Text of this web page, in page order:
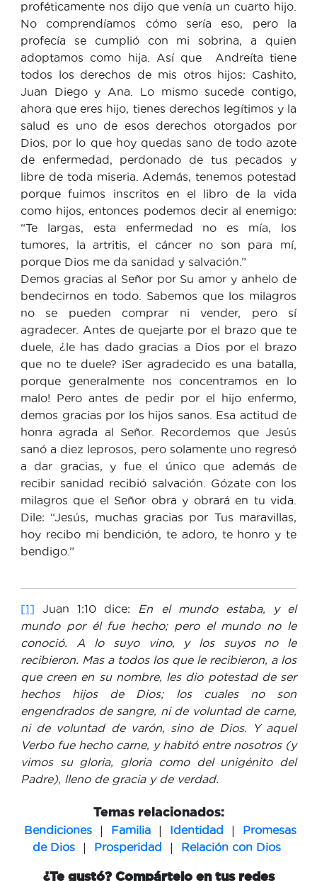
proféticamente nos dijo que venía un cuarto hijo.
No comprendíamos cómo sería eso, pero la
profecía se cumplió con mi sobrina, a quien
adoptamos como hija. Así que Andreíta tiene
todos los derechos de mis otros hijos: Cashito,
Juan Diego y Ana. Lo mismo sucede contigo,
ahora que eres hijo, tienes derechos legítimos y la
salud es uno de esos derechos otorgados por
Dios, por lo que hoy quedas sano de todo azote
de enfermedad, perdonado de tus pecados y
libre de toda miseria. Además, tenemos potestad
porque fuimos inscritos en el libro de la vida
como hijos, entonces podemos decir al enemigo:
“Te largas, esta enfermedad no es mía, los
tumores, la artritis, el cáncer no son para mí,
porque Dios me da sanidad y salvación.”
Demos gracias al Señor por Su amor y anhelo de
bendecirnos en todo. Sabemos que los milagros
no se pueden comprar ni vender, pero sí
agradecer. Antes de quejarte por el brazo que te
duele, ¿le has dado gracias a Dios por el brazo
que no te duele? ¡Ser agradecido es una batalla,
porque generalmente nos concentramos en lo
malo! Pero antes de pedir por el hijo enfermo,
demos gracias por los hijos sanos. Esa actitud de
honra agrada al Señor. Recordemos que Jesús
sanó a diez leprosos, pero solamente uno regresó
a dar gracias, y fue el único que además de
recibir sanidad recibió salvación. Gózate con los
milagros que el Señor obra y obrará en tu vida.
Dile: “Jesús, muchas gracias por Tus maravillas,
hoy recibo mi bendición, te adoro, te honro y te
bendigo.”
[1] Juan 1:10 dice: En el mundo estaba, y el
mundo por él fue hecho; pero el mundo no le
conoció. A lo suyo vino, y los suyos no le
recibieron. Mas a todos los que le recibieron, a los
que creen en su nombre, les dio potestad de ser
hechos hijos de Dios; los cuales no son
engendrados de sangre, ni de voluntad de carne,
ni de voluntad de varón, sino de Dios. Y aquel
Verbo fue hecho carne, y habitó entre nosotros (y
vimos su gloria, gloria como del unigénito del
Padre), lleno de gracia y de verdad.
Temas relacionados:
Bendiciones | Familia | Identidad |
Promesas
de Dios
| Prosperidad | Relación con Dios
¿Te gustó? Compártelo en tus redes